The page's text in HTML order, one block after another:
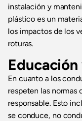
instalación y
plástico es un
los impactos de los
roturas.
En cuanto a los
respeten las normas
responsable. Esto
se conduce, no